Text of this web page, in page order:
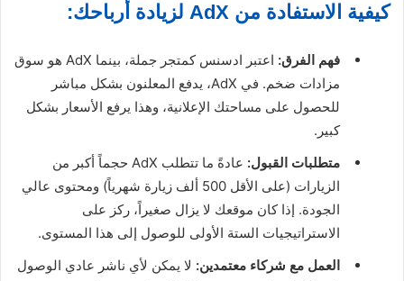
كيفية الاستفادة من AdX لزيادة أرباحك:
فهم الفرق:
اعتبر ادسنس كمتجر جملة، بينما AdX هو سوق
مزادات ضخم. في AdX، يدفع المعلنون بشكل مباشر
للحصول على مساحتك الإعلانية، وهذا يرفع الأسعار بشكل
كبير.
متطلبات القبول:
عادةً ما تتطلب AdX حجماً أكبر من
الزيارات (على الأقل 500 ألف زيارة شهرياً) ومحتوى عالي
الجودة. إذا كان موقعك لا يزال صغيراً، ركز على
الاستراتيجيات الستة الأولى للوصول إلى هذا المستوى.
العمل مع شركاء معتمدين: لا يمكن لأي ناشر عادي الوصول